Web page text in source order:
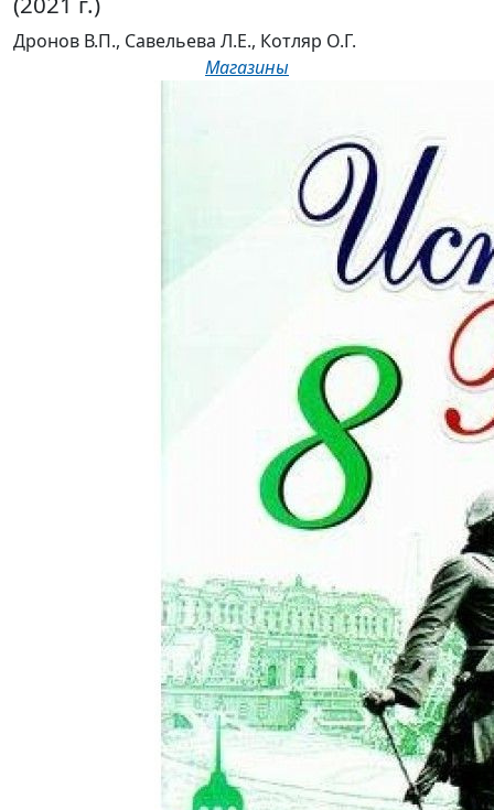
Дронов В.П., Савельева Л.Е., Котляр О.Г.
Магазины